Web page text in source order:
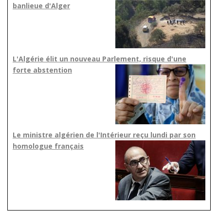
banlieue d'Alger
L'Algérie élit un nouveau Parlement, risque d'une
forte abstention
Le ministre algérien de l'Intérieur reçu lundi par son
homologue français